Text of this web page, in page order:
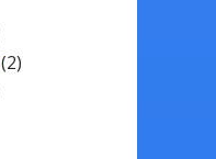
(2)